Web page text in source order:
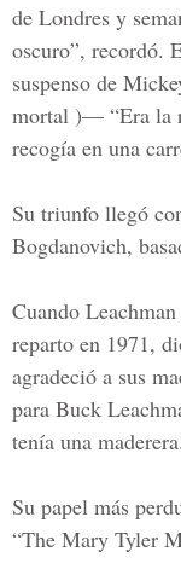
de Londres y
oscuro”, recordó.
suspenso de
mortal )— “Era la
recogía en una
Su triunfo llegó
Bogdanovich,
Cuando
reparto en 1971,
agradeció a sus
para Buck
tenía una maderera.
Su papel más
“The Mary Tyler